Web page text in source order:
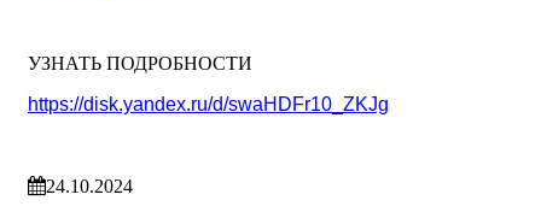
УЗНАТЬ ПОДРОБНОСТИ
https://disk.yandex.ru/d/swaHDFr10_ZKJg
24.10.2024